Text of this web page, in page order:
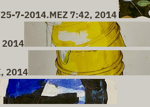
25-7-2014.MEZ 7:42, 2014
2014
2014